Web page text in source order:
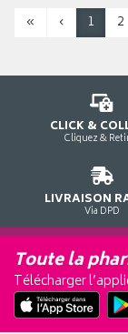
« ‹ 1 2
CLICK &
Cliquez &
LIVRAISON
Via DPD
Toute la
Télécharger